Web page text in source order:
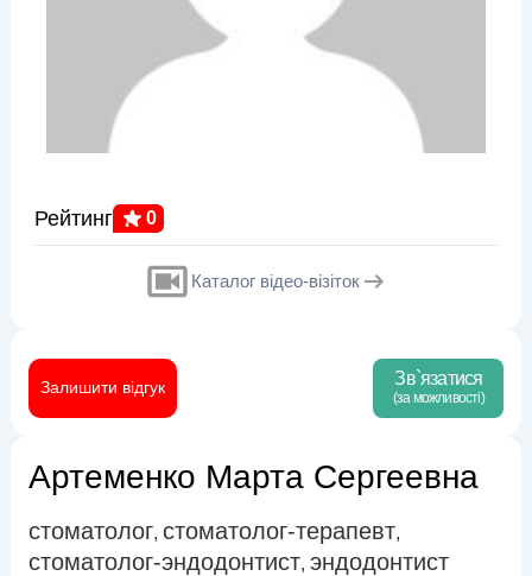
Рейтинг 0
Каталог відео-візіток
Залишити відгук Зв`язатися
(за можливості)
Артеменко Марта Сергеевна
стоматолог, стоматолог-терапевт,
стоматолог-эндодонтист, эндодонтист